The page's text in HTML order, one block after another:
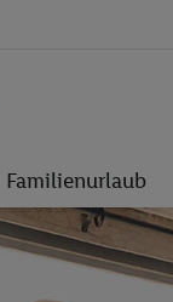
Familienurlaub